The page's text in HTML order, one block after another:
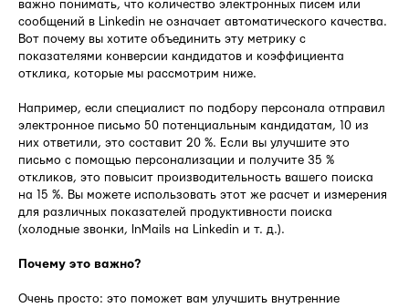
важно понимать, что количество электронных писем или
сообщений в Linkedin не означает автоматического качества.
Вот почему вы хотите объединить эту метрику с
показателями конверсии кандидатов и коэффициента
отклика, которые мы рассмотрим ниже.
Например, если специалист по подбору персонала отправил
электронное письмо 50 потенциальным кандидатам, 10 из
них ответили, это составит 20 %. Если вы улучшите это
письмо с помощью персонализации и получите 35 %
откликов, это повысит производительность вашего поиска
на 15 %. Вы можете использовать этот же расчет и измерения
для различных показателей продуктивности поиска
(холодные звонки, InMails на Linkedin и т. д.).
Почему это важно?
Очень просто: это поможет вам улучшить внутренние